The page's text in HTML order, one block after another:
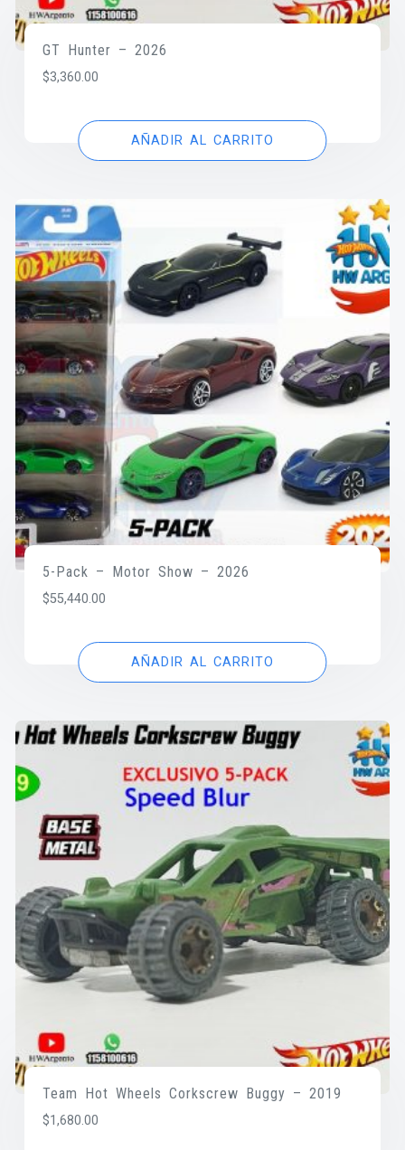
GT Hunter – 2026
$3,360.00
AÑADIR AL CARRITO
5-Pack – Motor Show – 2026
$55,440.00
AÑADIR AL CARRITO
Team Hot Wheels Corkscrew Buggy – 2019
$1,680.00